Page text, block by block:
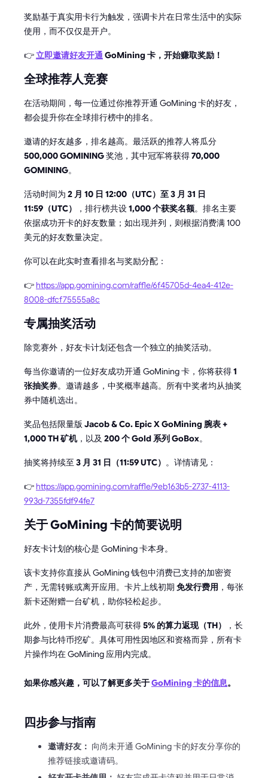
奖励基于真实用卡行为触发，强调卡片在日常生活中的实际
使用，而不仅仅是开户。
👉立即邀请好友开通GoMining 卡，开始赚取奖励！
全球推荐人竞赛
在活动期间，每一位通过你推荐开通 GoMining 卡的好友，
都会提升你在全球排行榜中的排名。
邀请的好友越多，排名越高。最活跃的推荐人将瓜分
500,000 GOMINING奖池，其中冠军将获得70,000
GOMINING。
活动时间为 2 月 10 日 12:00（UTC）至 3 月 31 日
11:59（UTC）
，排行榜共设1,000 个获奖名额。排名主要
依据成功开卡的好友数量；如出现并列，则根据消费满 100
美元的好友数量决定。
你可以在此实时查看排名与奖励分配：
👉https://app.gomining.com/raffle/6f45705d-4ea4-412e-
8008-dfcf75555a8c
专属抽奖活动
除竞赛外，好友卡计划还包含一个独立的抽奖活动。
每当你邀请的一位好友成功开通 GoMining 卡，你将获得1
张抽奖券。邀请越多，中奖概率越高。所有中奖者均从抽奖
券中随机选出。
奖品包括限量版 Jacob & Co. Epic X GoMining 腕表 +
1,000 TH 矿机，以及 200 个 Gold 系列 GoBox。
抽奖将持续至 3 月 31 日（11:59 UTC） 。详情请见：
👉https://app.gomining.com/raffle/9eb163b5-2737-4113-
993d-7355fdf94fe7
关于 GoMining 卡的简要说明
好友卡计划的核心是 GoMining 卡本身。
该卡支持你直接从 GoMining 钱包中消费已支持的加密资
产，无需转账或离开应用。卡片上线初期 免发行费用 ，每张
新卡还附赠一台矿机，助你轻松起步。
此外，使用卡片消费最高可获得5% 的算力返现（TH）
，长
期参与比特币挖矿。具体可用性因地区和资格而异，所有卡
片操作均在 GoMining 应用内完成。
如果你感兴趣，可以了解更多关于GoMining 卡的信息。
四步参与指南
邀请好友： 向尚未开通 GoMining 卡的好友分享你的
推荐链接或邀请码。